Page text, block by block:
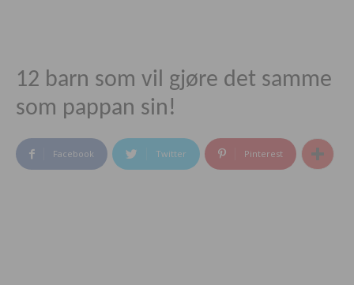
12 barn som vil gjøre det samme
som pappan sin!
Facebook Twitter Pinterest